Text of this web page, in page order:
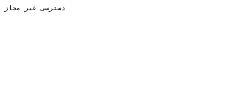
دسترسی غیر مجاز